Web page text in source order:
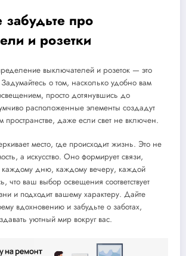
про
и розетки
выключателей и розеток — это
о том, насколько удобно вам
просто дотянувшись до
расположенные элементы создадут
даже если свет не включен.
место, где происходит жизнь. Это не
а искусство. Оно формирует связи,
каждому дню, каждому вечеру, каждой
что ваш выбор освещения соответствует
и подходит вашему характеру. Дайте
вдохновению и забудьте о заботах,
уютный мир вокруг вас.